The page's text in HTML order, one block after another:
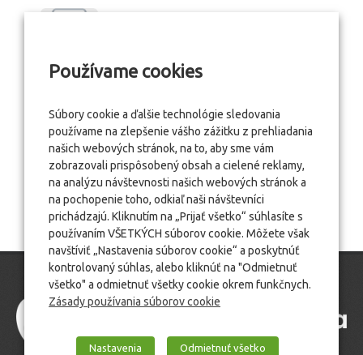
Používame cookies
Súbory cookie a ďalšie technológie sledovania
používame na zlepšenie vášho zážitku z prehliadania
našich webových stránok, na to, aby sme vám
zobrazovali prispôsobený obsah a cielené reklamy,
na analýzu návštevnosti našich webových stránok a
na pochopenie toho, odkiaľ naši návštevníci
prichádzajú. Kliknutím na „Prijať všetko“ súhlasíte s
používaním VŠETKÝCH súborov cookie. Môžete však
navštíviť „Nastavenia súborov cookie“ a poskytnúť
kontrolovaný súhlas, alebo kliknúť na "Odmietnuť
všetko" a odmietnuť všetky cookie okrem funkčnych.
Zásady používania súborov cookie
Nastavenia Odmietnuť všetko